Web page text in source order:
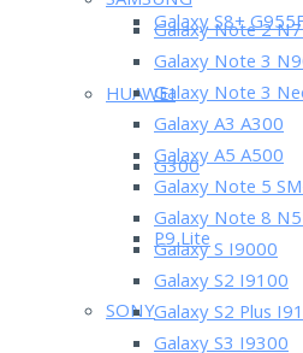
Galaxy S8+
HUAWEI
G300
P9 Lite
SONY
Galaxy Note 2
Galaxy Note 3
Galaxy Note 3
Galaxy A3 A300
Galaxy A5 A500
Galaxy Note 5
Galaxy Note 8
Galaxy S I9000
Galaxy S2 I9100
Galaxy S2 Plus
Galaxy S3 I9300